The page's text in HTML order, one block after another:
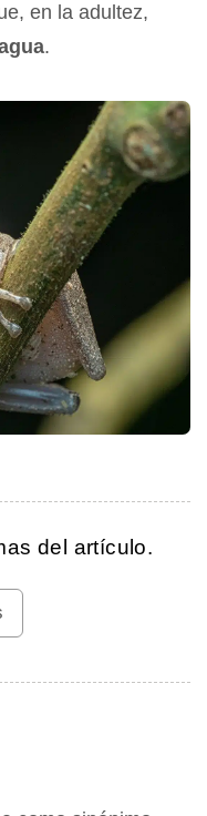
en la adultez,
.
del artículo.